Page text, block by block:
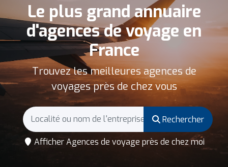
Le plus grand annuaire
d'agences de voyage en
France
Trouvez les meilleures agences de
voyages près de chez vous
Rechercher
Afficher Agences de voyage près de chez moi